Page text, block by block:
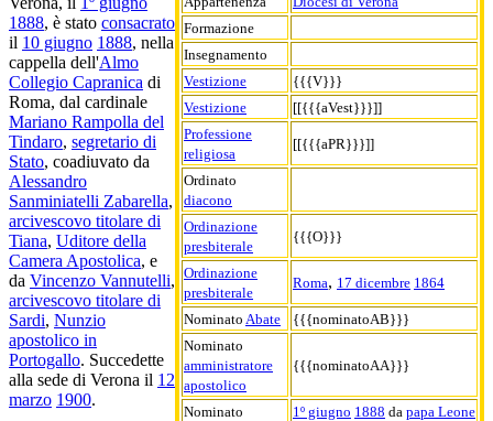
Formazione
Insegnamento
Vestizione
{{{V}}}
Vestizione
[[{{{aVest}}}]]
Professione
religiosa
[[{{{aPR}}}]]
Ordinato
diacono
Ordinazione
presbiterale
{{{O}}}
Ordinazione
presbiterale
Roma, 17 dicembre 1864
Nominato Abate
{{{nominatoAB}}}
Nominato
amministratore
apostolico
{{{nominatoAA}}}
Nominato
1º giugno 1888 da papa Leone
1888, è stato consacrato
il 10 giugno 1888, nella
cappella dell'Almo
Collegio Capranica di
Roma, dal cardinale
Mariano Rampolla del
Tindaro, segretario di
Stato, coadiuvato da
Alessandro
Sanminiatelli Zabarella,
arcivescovo titolare di
Tiana, Uditore della
Camera Apostolica, e
da Vincenzo Vannutelli,
arcivescovo titolare di
Sardi, Nunzio
apostolico in
Portogallo. Succedette
alla sede di Verona il 12
marzo 1900.